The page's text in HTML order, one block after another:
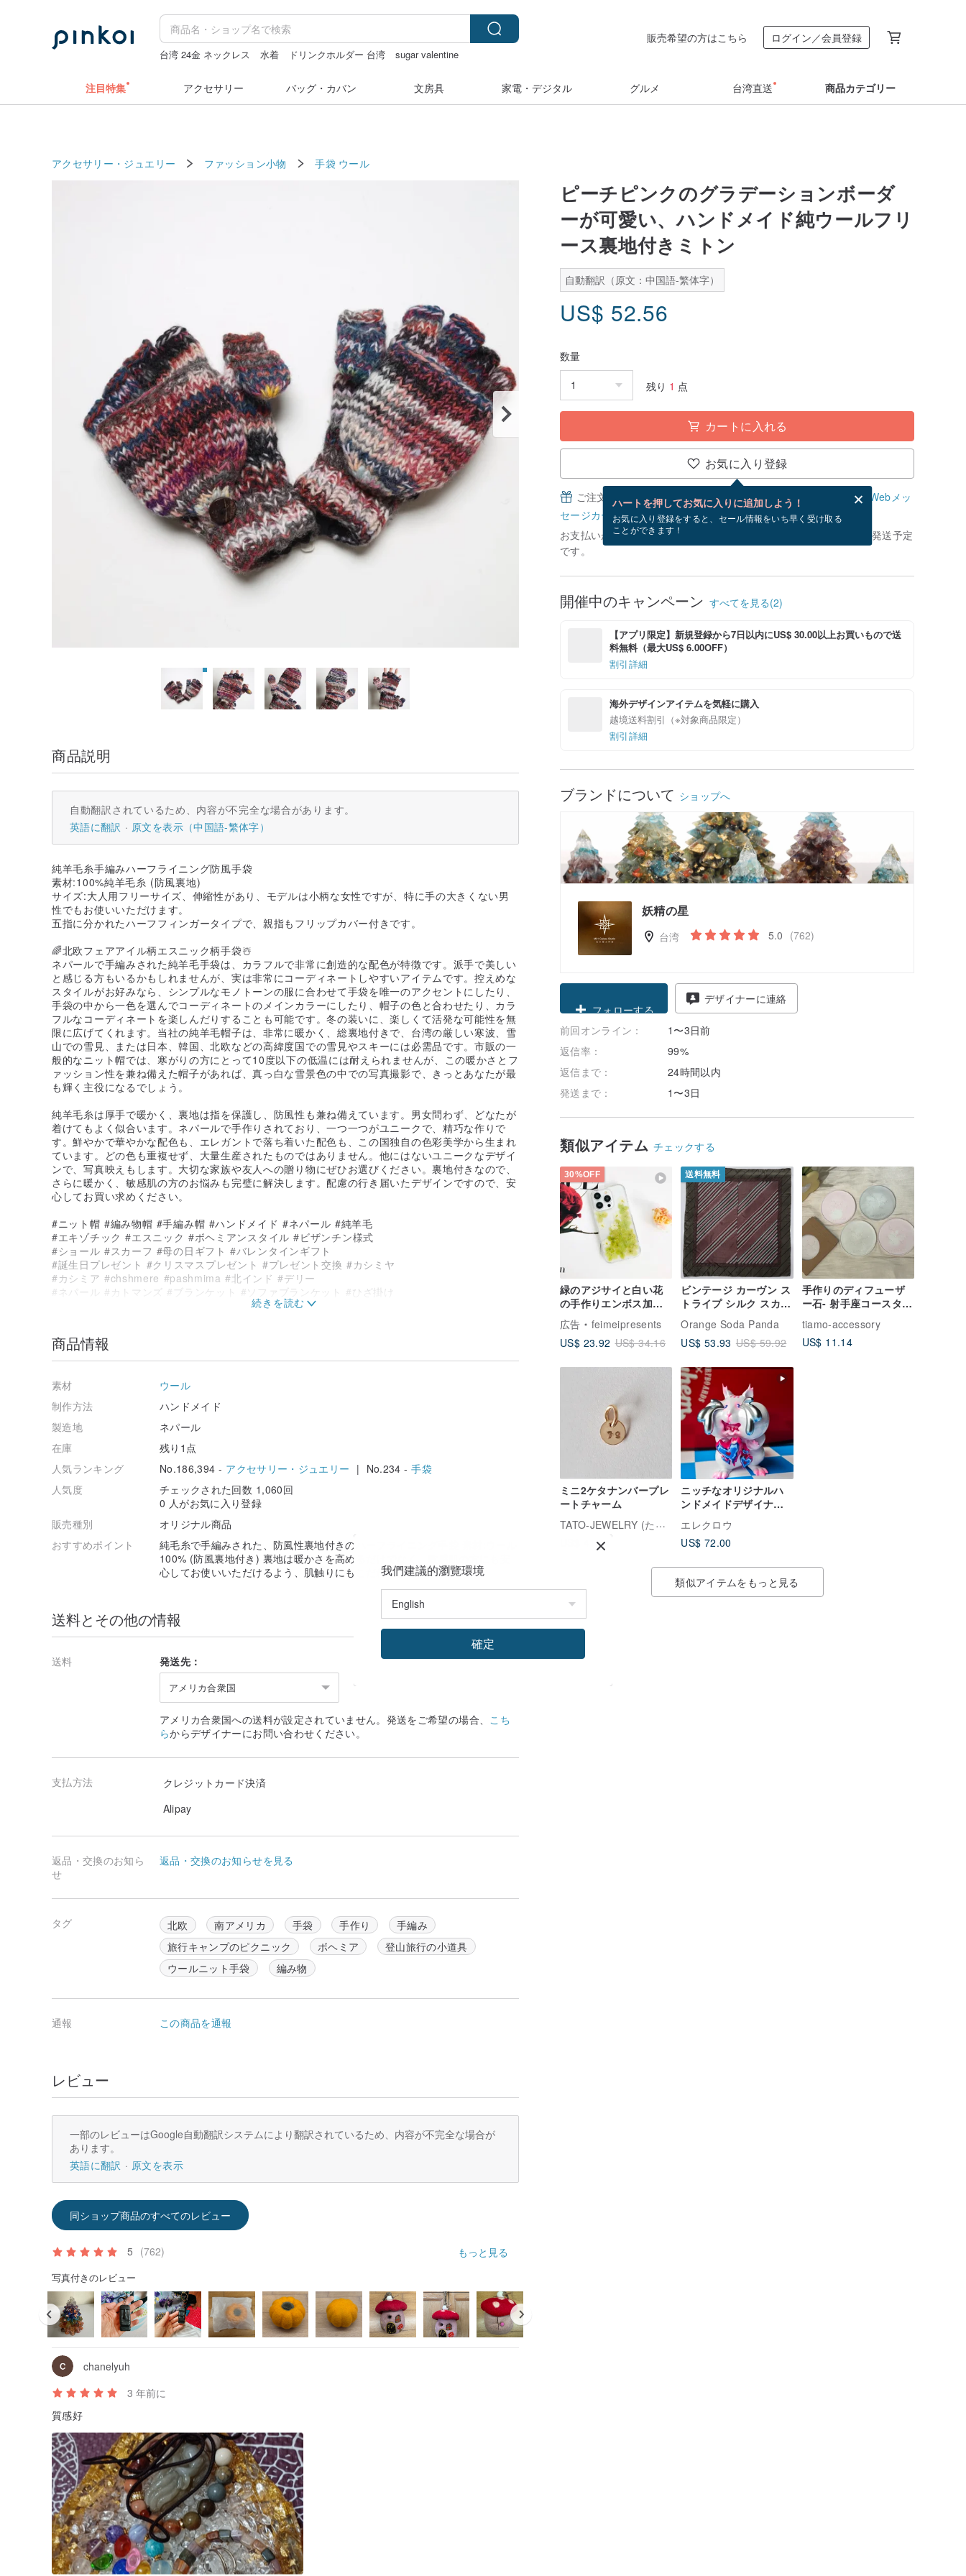
台湾 24金 ネックレス 水着 ドリンクホルダー 台湾
sugar valentine
販売希望の方はこちら ログイン／会員登録
注目特集 アクセサリー バッグ・カバン 文房具 家電・デジタル グルメ 台湾直送 商品カテゴリー
アクセサリー・ジュエリー ファッション小物 手袋 ウール
ピーチピンクのグラデーションボーダ
ーが可愛い、ハンドメイド純ウールフリ
ース裏地付きミトン
自動翻訳（原文：中国語-繁体字）
US$ 52.56
数量
残り 1 点
カートに入れる
お気に入り登録
ハートを押してお気に入りに追加しよう！
お気に入り登録をすると、セール情報をいち早く受け取る
ことができます！
ご注文完了後、無料でWebメッセージカードを作成できます。
Webメッ
セージカードとは？
お支払いが確認できてから、ショップの休日を除く 1 営業日以内に発送予定
です。
開催中のキャンペーン すべてを見る(2)
【アプリ限定】新規登録から7日以内にUS$ 30.00以上お買いもので送
料無料（最大US$ 6.00OFF）
割引詳細
海外デザインアイテムを気軽に購入
越境送料割引（※対象商品限定）
割引詳細
ブランドについて ショップへ
妖精の星
台湾 5.0 (762)
フォローする
デザイナーに連絡
前回オンライン：
1〜3日前
返信率：
99%
返信まで：
24時間以内
発送まで：
1〜3日
類似アイテム チェックする
30%OFF
緑のアジサイと白い花
の手作りエンボス加工
携帯電話ケース、
iPhone 16 Samsung
S25 A フルシリーズに
広告
feimeipresents
US$ 23.92 US$ 34.16
送料無料
ビンテージ カーヴン ス
トライプ シルク スカー
フ 30 x 30 インチ
100% シルク ホリデー
ギフト
Orange Soda Panda
US$ 53.93 US$ 59.92
手作りのディフューザ
ー石- 射手座コースター
ラー
tiamo-accessory
US$ 11.14
ミニ2ケタナンバープレ
ートチャーム
TATO-JEWELRY (たとじゅえりー)
US$ 41.44
ニッチなオリジナルハ
ンドメイドデザイナー
ズトイ「そわそわ金花
鼠の妹」
エレクロウ
US$ 72.00
類似アイテムをもっと見る
商品説明
自動翻訳されているため、内容が不完全な場合があります。
英語に翻訳
原文を表示（中国語-繁体字）
純羊毛糸手編みハーフライニング防風手袋
素材:100%純羊毛糸 (防風裏地)
サイズ:大人用フリーサイズ、伸縮性があり、モデルは小柄な女性ですが、特に手の大きくない男
性でもお使いいただけます。
五指に分かれたハーフフィンガータイプで、親指もフリップカバー付きです。
🌈北欧フェアアイル柄エスニック柄手袋☃️
ネパールで手編みされた純羊毛手袋は、カラフルで非常に創造的な配色が特徴です。派手で美しい
と感じる方もいるかもしれませんが、実は非常にコーディネートしやすいアイテムです。控えめな
スタイルがお好みなら、シンプルなモノトーンの服に合わせて手袋を唯一のアクセントにしたり、
手袋の中から一色を選んでコーディネートのメインカラーにしたり、帽子の色と合わせたり、カラ
フルなコーディネートを楽しんだりすることも可能です。冬の装いに、楽しくて活発な可能性を無
限に広げてくれます。当社の純羊毛帽子は、非常に暖かく、総裏地付きで、台湾の厳しい寒波、雪
山での雪見、または日本、韓国、北欧などの高緯度国での雪見やスキーには必需品です。市販の一
般的なニット帽では、寒がりの方にとって10度以下の低温には耐えられませんが、この暖かさとフ
ァッション性を兼ね備えた帽子があれば、真っ白な雪景色の中での写真撮影で、きっとあなたが最
も輝く主役になるでしょう。
純羊毛糸は厚手で暖かく、裏地は指を保護し、防風性も兼ね備えています。男女問わず、どなたが
着けてもよく似合います。ネパールで手作りされており、一つ一つがユニークで、精巧な作りで
す。鮮やかで華やかな配色も、エレガントで落ち着いた配色も、この国独自の色彩美学から生まれ
ています。どの色も重複せず、大量生産されたものではありません。他にはないユニークなデザイ
ンで、写真映えもします。大切な家族や友人への贈り物にぜひお選びください。裏地付きなので、
さらに暖かく、敏感肌の方のお悩みも完璧に解決します。配慮の行き届いたデザインですので、安
心してお買い求めください。
#ニット帽 #編み物帽 #手編み帽 #ハンドメイド #ネパール #純羊毛
#エキゾチック #エスニック #ボヘミアンスタイル #ビザンチン様式
#ショール #スカーフ #母の日ギフト #バレンタインギフト
#誕生日プレゼント #クリスマスプレゼント #プレゼント交換 #カシミヤ
#カシミア #chshmere #pashmima #北インド #デリー
#ネパール #カトマンズ #ブランケット #ソファブランケット #ひざ掛け
★手編みの羊毛製品には、手作業ならではの不揃い感、糸のわずかなずれ、軽微な染めムラなどが
見られる場合があります。機械製品のように均一ではありません（軽微な場合は、手作りの範囲内
★羊毛製品は洗濯機で洗わないでください。シーズンに一度のドライクリーニングをお勧めしま
す。手洗いが必要な場合は、羊毛専用洗剤またはシャンプーを使用し、優しく単独で手洗いしてく
ださい（濃色の織物は手染めのため、若干色落ちする場合があります）。陰干しした後、タオルを
当てて低温でアイロンをかけてください（直射日光は避けてください）。
★当店で厳選している商品は、繊細な手芸品レベル、特にカシミヤ製品は優しくお取り扱いくださ
い。爪やアクセサリー、バッグや洋服の金具、ファスナー、マジックテープなどが引っかかり、糸
がほつれやすいので、特に注意して大切に扱ってください。カシミヤは比較的薄手で柔らかいです
が、羊毛製品は摩擦に強いです。当社の羊毛は、初剪羊毛や子羊毛、または煮込み羊毛の製法を選
んでおり、一般的な羊毛よりも柔らかく肌触りが良いです。個人用品のため、返品交換は承ってお
りません。皆様には新品をお届けしたいと考えておりますので、ご理解いただけますようお願い申
し上げます。
商品情報
素材
ウール
制作方法
ハンドメイド
製造地
ネパール
在庫
残り1点
人気ランキング
No.186,394 - アクセサリー・ジュエリー | No.234 -手袋
人気度
チェックされた回数 1,060回
0 人がお気に入り登録
販売種別
オリジナル商品
おすすめポイント
純毛糸で手編みされた、防風性裏地付きのハーフライニング手袋 素材:ウール
100% (防風裏地付き) 裏地は暖かさを高めるだけでなく、敏感肌の方にも安
心してお使いいただけるよう、肌触りにもこだわりました。
送料とその他の情報
送料 発送先：
アメリカ合衆国
アメリカ合衆国への送料が設定されていません。発送をご希望の場合、 こち
らからデザイナーにお問い合わせください。
支払方法
クレジットカード決済
Alipay
返品・交換のお知ら
せ
返品・交換のお知らせを見る
タグ 北欧 南アメリカ 手袋 手作り
手編み
旅行キャンプのピクニック
ボヘミア
登山旅行の小道具
ウールニット手袋
編み物
通報 この商品を通報
レビュー
一部のレビューはGoogle自動翻訳システムにより翻訳されているため、内容が不完全な場合が
あります。
英語に翻訳
原文を表示
同ショップ商品のすべてのレビュー
5 (762) もっと見る
写真付きのレビュー
chanelyuh
3 年前に
質感好
我們建議的瀏覽環境
確定